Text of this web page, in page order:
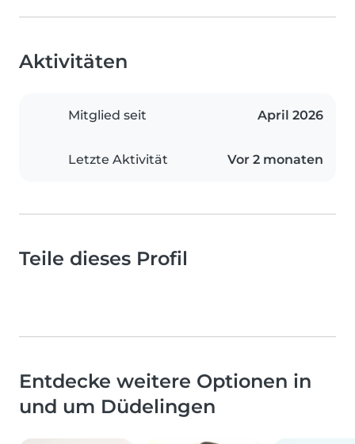
Aktivitäten
Mitglied seit April 2026
Letzte Aktivität Vor 2 monaten
Teile dieses Profil
Entdecke weitere Optionen in
und um Düdelingen